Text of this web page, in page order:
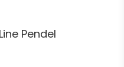
Pendel